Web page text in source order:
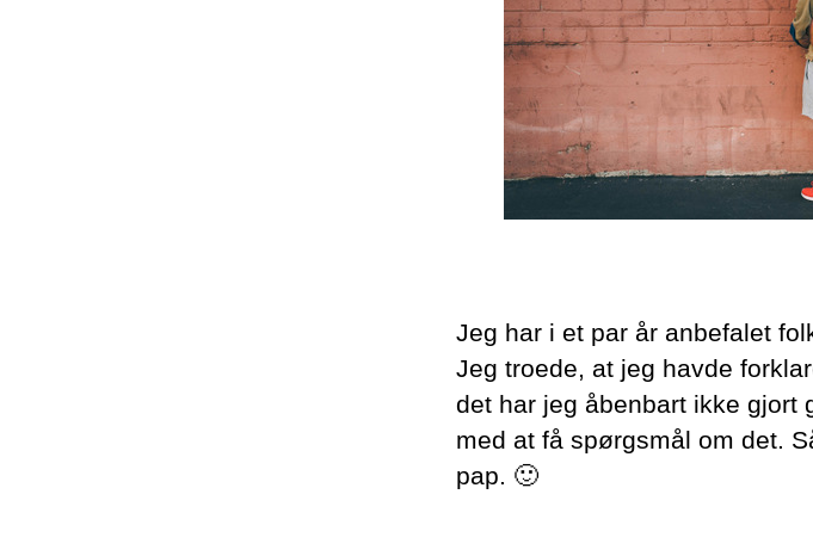
Jeg har i et par år anbefalet
Jeg troede, at jeg havde
det har jeg åbenbart ikke gjort
med at få spørgsmål om det.
pap. 🙂